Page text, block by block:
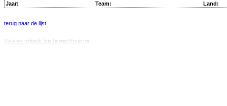
Jaar: Team: Land:
terug naar de lijst
Database techniek: Sini Internet Projecten